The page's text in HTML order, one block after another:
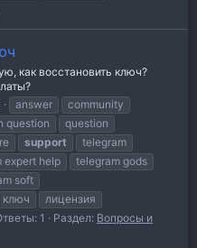
как восстановить ключ?
answer
community
question
question
support
telegram
expert help
telegram gods
soft
ключ
лицензия
1 Раздел: Вопросы и